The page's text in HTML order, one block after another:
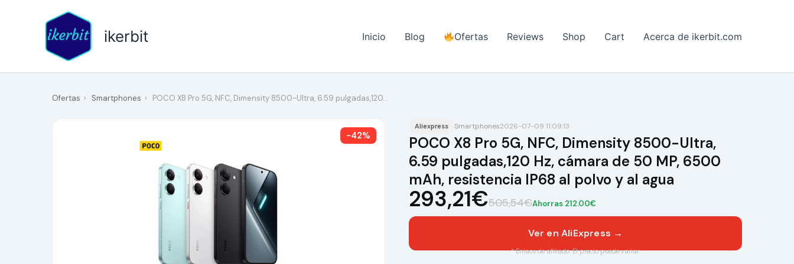
ikerbit Inicio Blog Ofertas Reviews Shop Cart Acerca de ikerbit.com
Ofertas › Smartphones › POCO X8 Pro 5G, NFC, Dimensity 8500-Ultra, 6.59 pulgadas,120…
-42%
Aliexpress Smartphones2026-07-09 11:09:13
POCO X8 Pro 5G, NFC, Dimensity 8500-Ultra,
6.59 pulgadas,120 Hz, cámara de 50 MP, 6500
mAh, resistencia IP68 al polvo y al agua
293,21€505,54€Ahorras 212.00€
Ver en AliExpress →
* Enlace de afiliado. El precio puede variar.